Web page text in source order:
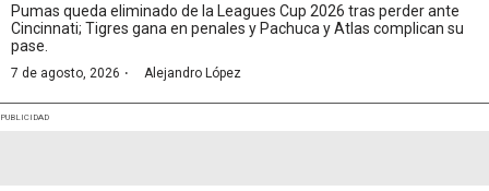
Pumas queda eliminado de la Leagues Cup 2026 tras perder ante
Cincinnati; Tigres gana en penales y Pachuca y Atlas complican su
pase.
7 de agosto, 2026 · Alejandro López
PUBLICIDAD